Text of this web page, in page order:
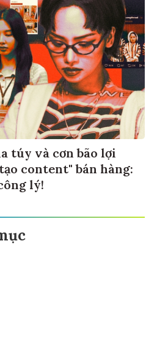
túy và cơn bão lợi
content" bán hàng:
lý!